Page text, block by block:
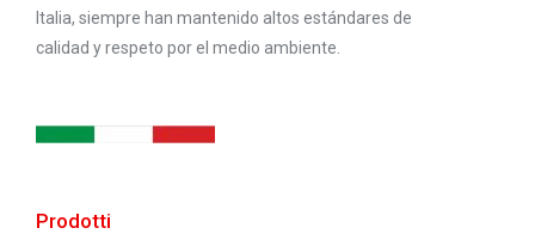
Italia, siempre han mantenido altos estándares de
calidad y respeto por el medio ambiente.
Prodotti